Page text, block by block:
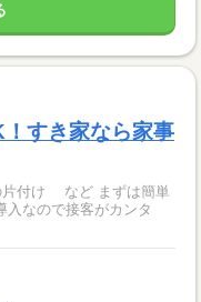
！すき家なら家事
片付け など まずは簡単